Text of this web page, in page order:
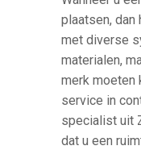
plaatsen, dan
met diverse
materialen,
merk moeten
service in
specialist uit
dat u een